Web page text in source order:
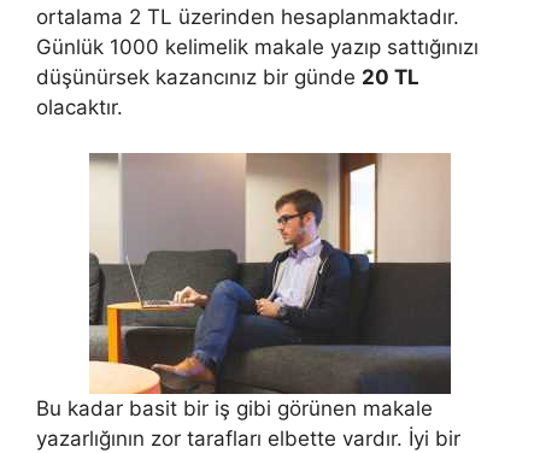
ortalama 2 TL üzerinden hesaplanmaktadır.
Günlük 1000 kelimelik makale yazıp sattığınızı
düşünürsek kazancınız bir günde 20 TL
olacaktır.
Bu kadar basit bir iş gibi görünen makale
yazarlığının zor tarafları elbette vardır. İyi bir